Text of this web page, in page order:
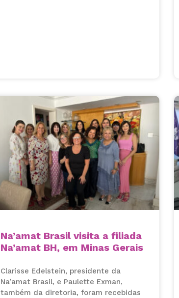
Na’amat Brasil visita a filiada
Na’amat BH, em Minas Gerais
Clarisse Edelstein, presidente da
Na’amat Brasil, e Paulette Exman,
também da diretoria, foram recebidas